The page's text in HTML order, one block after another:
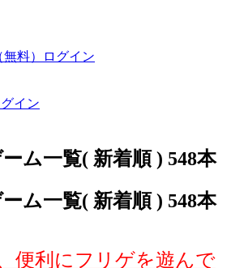
料） ログイン
ーム一覧( 新着順 ) 548本
ーム一覧( 新着順 ) 548本
便利にフリゲを遊んで